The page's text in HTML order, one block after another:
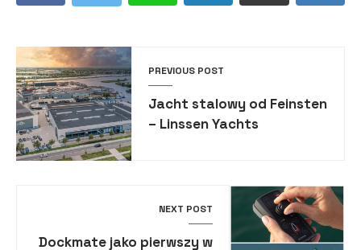
PREVIOUS POST
Jacht stalowy od Feinsten
– Linssen Yachts
NEXT POST
Dockmate jako pierwszy w